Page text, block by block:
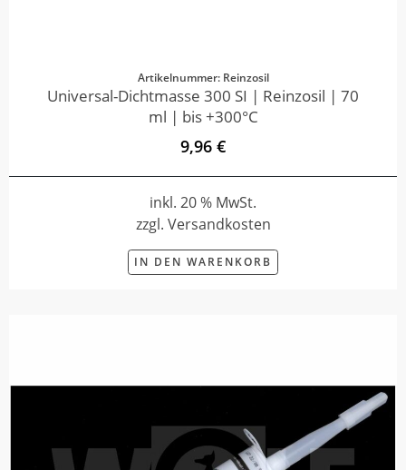
Artikelnummer: Reinzosil
Universal-Dichtmasse 300 SI | Reinzosil | 70
ml | bis +300°C
9,96 €
inkl. 20 % MwSt.
zzgl. Versandkosten
IN DEN WARENKORB